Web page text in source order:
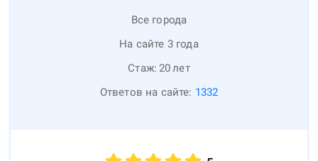
Все города
На сайте 3 года
Стаж: 20лет
Ответов на сайте: 1332